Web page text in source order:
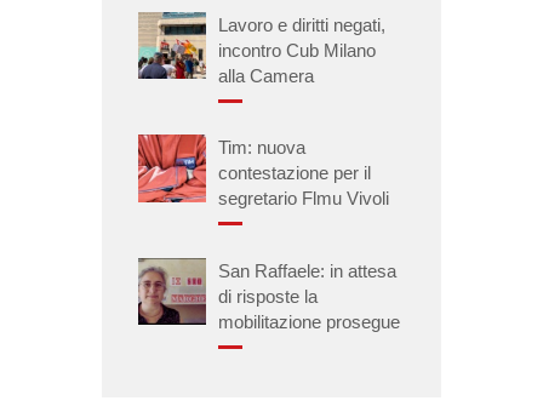
Lavoro e diritti negati,
incontro Cub Milano
alla Camera
Tim: nuova
contestazione per il
segretario Flmu Vivoli
San Raffaele: in attesa
di risposte la
mobilitazione prosegue